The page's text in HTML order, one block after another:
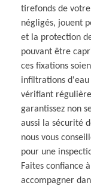
tirefonds de
négligés, jouent
et la protection
pouvant être
ces fixations
infiltrations d'eau
vérifiant
garantissez non
aussi la sécurité
nous vous
pour une
Faites confiance
accompagner